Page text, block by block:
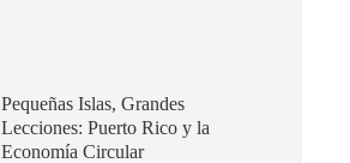
Pequeñas Islas, Grandes
Lecciones: Puerto Rico y la
Economía Circular